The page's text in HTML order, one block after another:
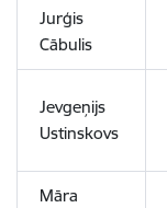
Jurģis
Cābulis
Jevgeņijs
Ustinskovs
Māra